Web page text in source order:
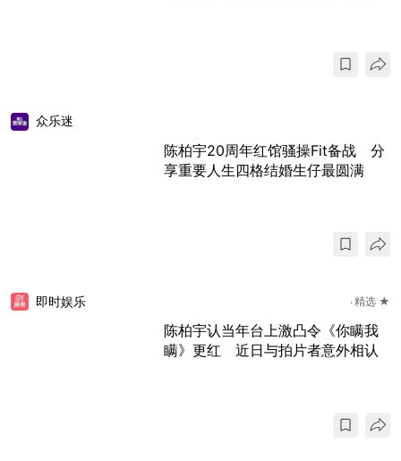
众乐迷
陈柏宇20周年红馆骚操Fit备战 分
享重要人生四格结婚生仔最圆满
即时娱乐 精选 ★
陈柏宇认当年台上激凸令《你瞒我
瞒》更红 近日与拍片者意外相认